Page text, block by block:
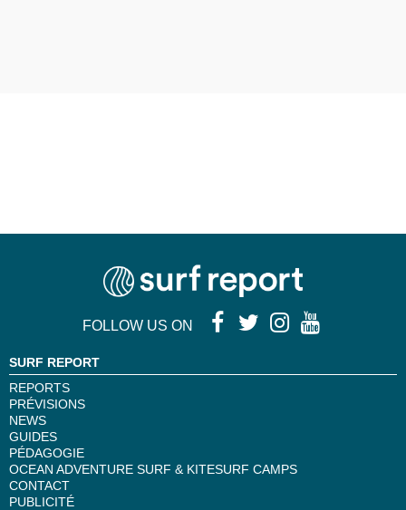
FOLLOW US ON
SURF REPORT
REPORTS
PRÉVISIONS
NEWS
GUIDES
PÉDAGOGIE
OCEAN ADVENTURE SURF & KITESURF CAMPS
CONTACT
PUBLICITÉ